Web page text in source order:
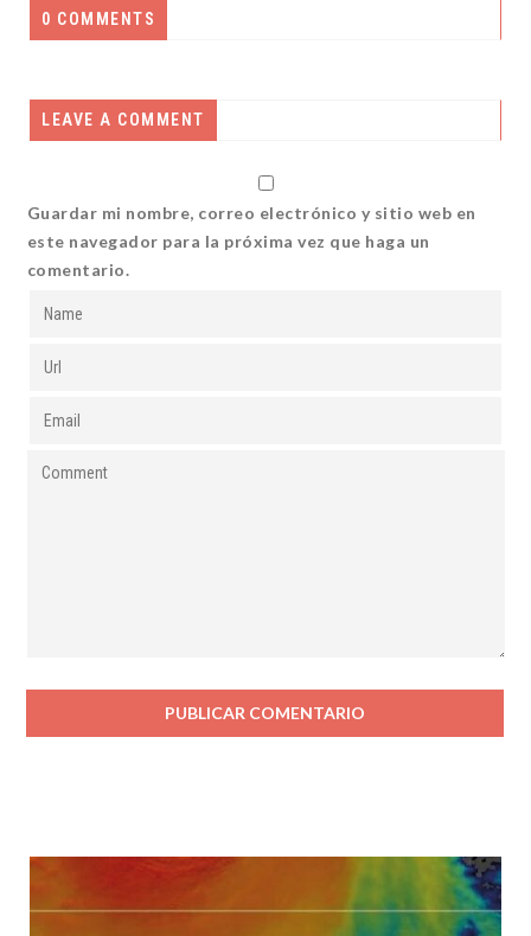
0 COMMENTS
LEAVE A COMMENT
Guardar mi nombre, correo electrónico y sitio web en
este navegador para la próxima vez que haga un
comentario.